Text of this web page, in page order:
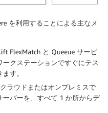
を利用することによる主なメ
FlexMatch と Queeue サービ
クステーションですぐにテス
す。
ラウドまたはオンプレミスで
バーを、すべて 1 か所からデ